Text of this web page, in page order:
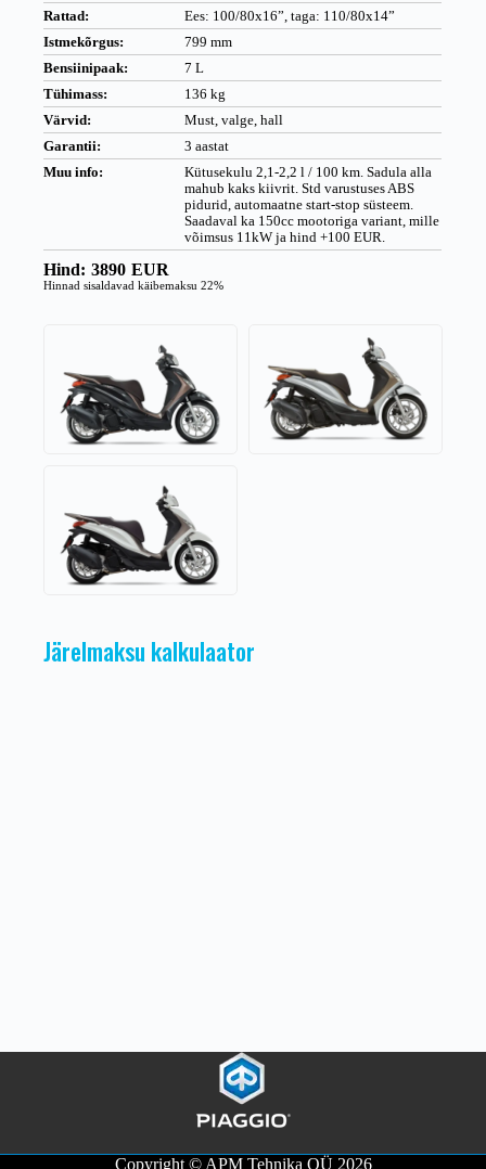
Rattad:
Ees: 100/80x16”, taga: 110/80x14”
Istmekõrgus:
799 mm
Bensiinipaak:
7 L
Tühimass:
136 kg
Värvid:
Must, valge, hall
Garantii:
3 aastat
Muu info:
Kütusekulu 2,1-2,2 l / 100 km. Sadula alla
mahub kaks kiivrit. Std varustuses ABS
pidurid, automaatne start-stop süsteem.
Saadaval ka 150cc mootoriga variant, mille
võimsus 11kW ja hind +100 EUR.
Hind: 3890 EUR
Hinnad sisaldavad käibemaksu 22%
Järelmaksu kalkulaator
Copyright © APM Tehnika OÜ 2026